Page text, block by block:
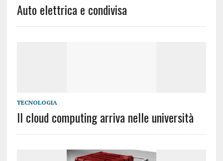
Auto elettrica e condivisa
TECNOLOGIA
Il cloud computing arriva nelle università